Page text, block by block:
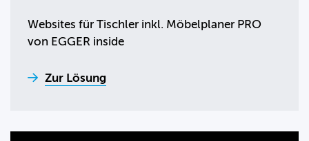
Websites für Tischler inkl. Möbelplaner PRO
von EGGER inside
Zur Lösung